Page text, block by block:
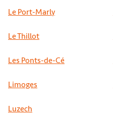
Le Port-Marly
Le Thillot
Les Ponts-de-Cé
Limoges
Luzech